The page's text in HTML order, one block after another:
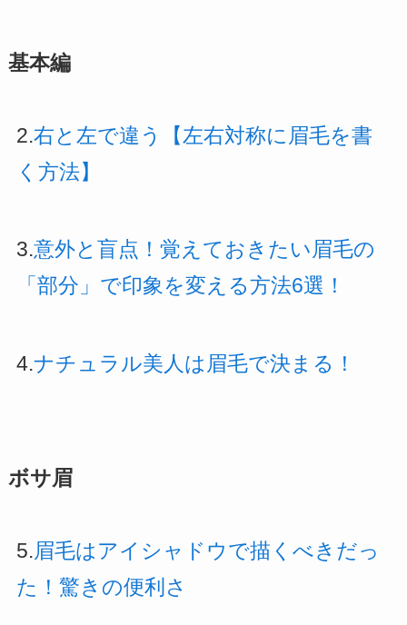
基本編
2.右と左で違う【左右対称に眉毛を書
く方法】
3.意外と盲点！覚えておきたい眉毛の
「部分」で印象を変える方法6選！
4.ナチュラル美人は眉毛で決まる！
ボサ眉
5.眉毛はアイシャドウで描くべきだっ
た！驚きの便利さ